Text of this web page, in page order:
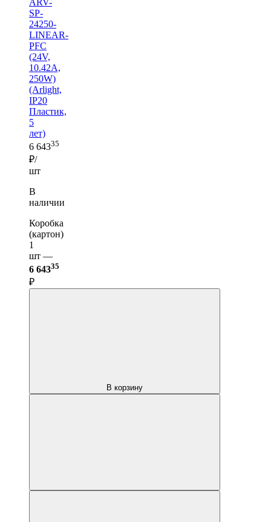
SP-
24250-
LINEAR-
PFC
(24V,
10.42A,
250W)
(Arlight,
IP20
Пластик,
5
лет)
6 64335
₽/
шт
В
наличии
Коробка
(картон)
1
шт —
6 64335
₽
В корзину